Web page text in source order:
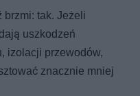
tak. Jeżeli
uszkodzeń
izolacji przewodów,
znacznie mniej